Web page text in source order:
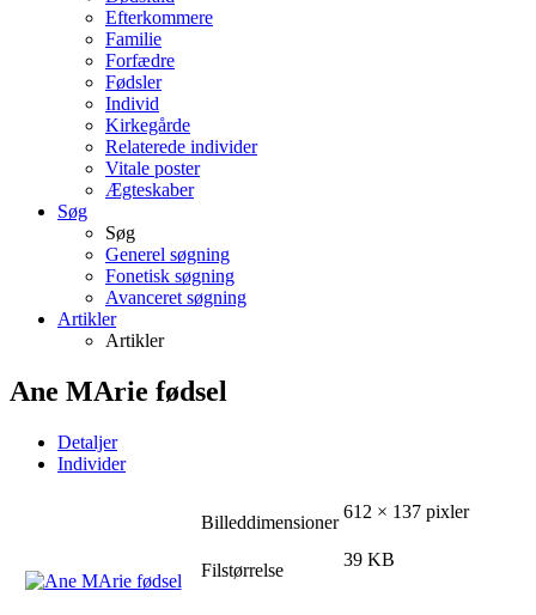
Efterkommere
Familie
Forfædre
Fødsler
Individ
Kirkegårde
Relaterede individer
Vitale poster
Ægteskaber
Søg
Søg
Generel søgning
Fonetisk søgning
Avanceret søgning
Artikler
Artikler
Ane MArie fødsel
Detaljer
Individer
Billeddimensioner
612 × 137 pixler
Filstørrelse
39 KB